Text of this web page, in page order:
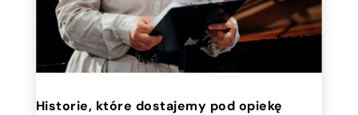
Historie, które dostajemy pod opiekę